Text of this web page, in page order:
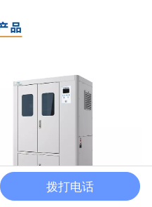
在线留言
拨打电话